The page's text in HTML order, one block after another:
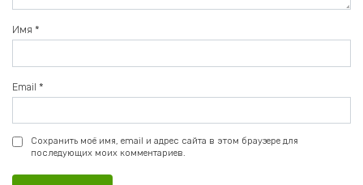
Имя *
Email *
Сохранить моё имя, email и адрес сайта в этом браузере для
последующих моих комментариев.